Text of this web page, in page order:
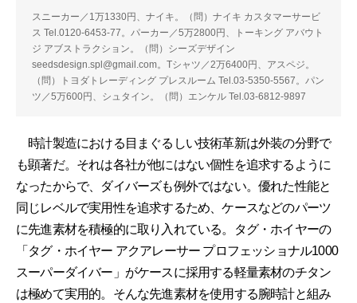
スニーカー／1万1330円、ナイキ。（問）ナイキ カスタマーサービ
ス Tel.0120-6453-77。パーカー／5万2800円、トーキング アバウト
ジ アブストラクション。（問）シーズデザイン
seedsdesign.spl@gmail.com。Tシャツ／2万6400円、アスペジ。
（問）トヨダトレーディング プレスルーム Tel.03-5350-5567。パン
ツ／5万600円、シュタイン。（問）エンケル Tel.03-6812-9897
時計製造における目まぐるしい技術革新は外装の分野で
も顕著だ。それは各社が他にはない個性を追求するように
なったからで、ダイバーズも例外ではない。優れた性能と
同じレベルで実用性を追求するため、ケースなどのパーツ
に先進素材を積極的に取り入れている。タグ・ホイヤーの
「タグ・ホイヤー アクアレーサー プロフェッショナル1000
スーパーダイバー」がケースに採用する軽量素材のチタン
は極めて実用的。そんな先進素材を使用する腕時計と組み